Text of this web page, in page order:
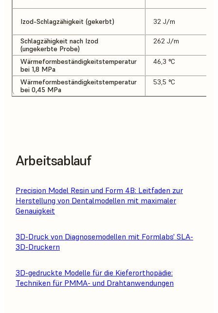
Izod-Schlagzähigkeit (gekerbt) 32 J/m
Schlagzähigkeit nach Izod
(ungekerbte Probe)
262 J/m
Wärmeformbeständigkeitstemperatur
bei 1,8 MPa
46,3 °C
Wärmeformbeständigkeitstemperatur
bei 0,45 MPa
53,5 °C
Arbeitsablauf
Precision Model Resin und Form 4B: Leitfaden zur
Herstellung von Dentalmodellen mit maximaler
Genauigkeit
3D-Druck von Diagnosemodellen mit Formlabs' SLA-
3D-Druckern
3D-gedruckte Modelle für die Kieferorthopädie:
Techniken für PMMA- und Drahtanwendungen